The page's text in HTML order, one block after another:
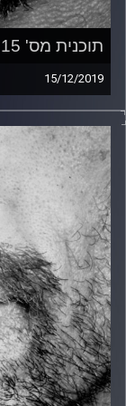
תוכנית מס' 115
15/12/2019
זיפים, מוזיקה
כל מה שחי, אמיתי
עם שמוליק רגב.
קרדיט תמונות: